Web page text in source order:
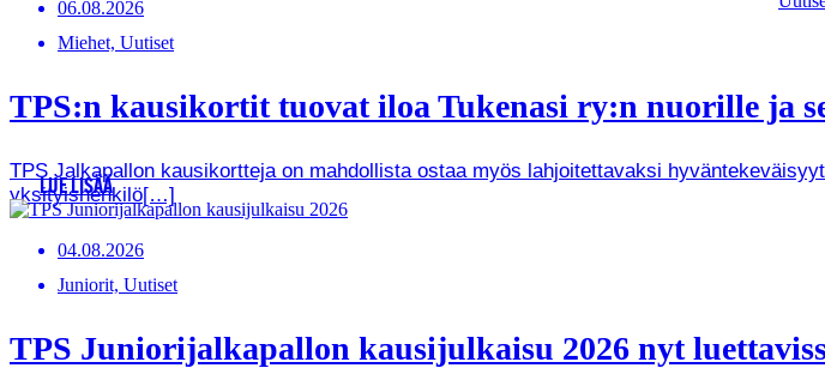
06.08.2026
Miehet, Uutiset
TPS:n kausikortit tuovat iloa Tukenasi ry:n nuorille ja
TPS Jalkapallon kausikortteja on mahdollista ostaa myös lahjoitettavaksi
yksityishenkilö[…]
LUE LISÄÄ
04.08.2026
Juniorit, Uutiset
TPS Juniorijalkapallon kausijulkaisu 2026 nyt